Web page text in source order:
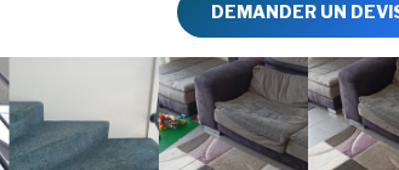
DEMANDER UN